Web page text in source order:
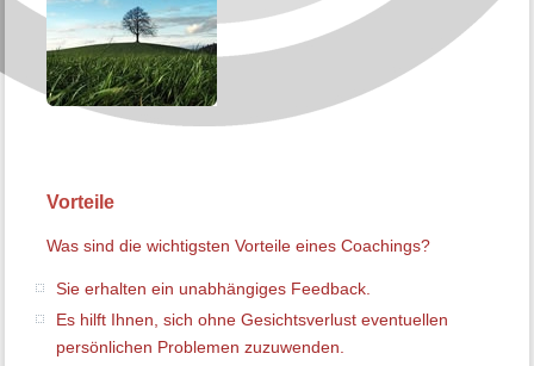
Vorteile
Was sind die wichtigsten Vorteile eines Coachings?
Sie erhalten ein unabhängiges Feedback.
Es hilft Ihnen, sich ohne Gesichtsverlust eventuellen
persönlichen Problemen zuzuwenden.